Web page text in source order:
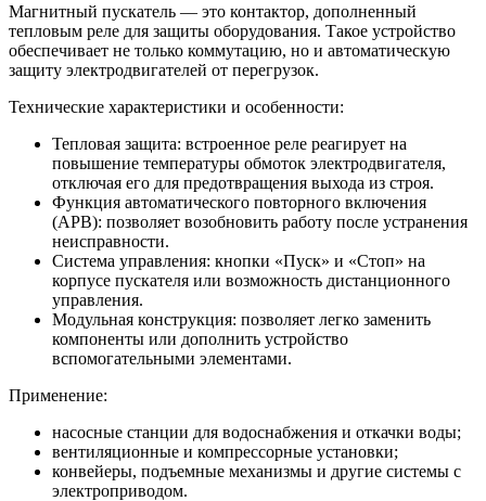
Магнитный пускатель — это контактор, дополненный
тепловым реле для защиты оборудования. Такое устройство
обеспечивает не только коммутацию, но и автоматическую
защиту электродвигателей от перегрузок.
Технические характеристики и особенности:
Тепловая защита: встроенное реле реагирует на
повышение температуры обмоток электродвигателя,
отключая его для предотвращения выхода из строя.
Функция автоматического повторного включения
(АРВ): позволяет возобновить работу после устранения
неисправности.
Система управления: кнопки «Пуск» и «Стоп» на
корпусе пускателя или возможность дистанционного
управления.
Модульная конструкция: позволяет легко заменить
компоненты или дополнить устройство
вспомогательными элементами.
Применение:
насосные станции для водоснабжения и откачки воды;
вентиляционные и компрессорные установки;
конвейеры, подъемные механизмы и другие системы с
электроприводом.